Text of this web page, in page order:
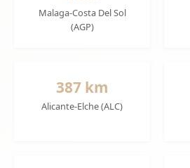
Malaga-Costa Del Sol
(AGP)
387 km
Alicante-Elche (ALC)